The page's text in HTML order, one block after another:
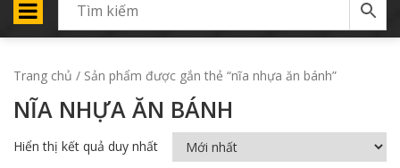
Trang chủ / Sản phẩm được gắn thẻ “nĩa nhựa ăn bánh”
NĨA NHỰA ĂN BÁNH
Hiển thị kết quả duy nhất